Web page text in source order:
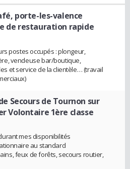
porte-les-valence
de restauration rapide
postes occupés : plongeur,
vendeuse bar/boutique,
et service de la clientèle… (travail
Secours de Tournon sur
Volontaire 1ère classe
mes disponibilités
au standard
feux de forêts, secours routier,